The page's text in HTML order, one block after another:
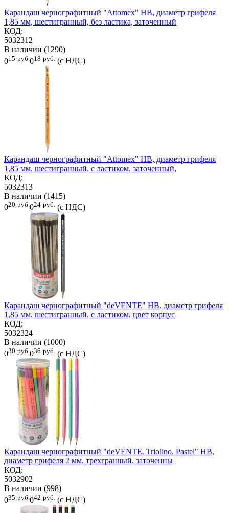
Карандаш чернографитный "Attomex" HB, диаметр грифеля
1,85 мм, шестигранный, без ластика, заточенный
КОД:
5032312
В наличии (1290)
015 руб. 018 руб. (с НДС)
Карандаш чернографитный "Attomex" HB, диаметр грифеля
1,85 мм, шестигранный, с ластиком, заточенный,
КОД:
5032313
В наличии (1415)
020 руб. 024 руб. (с НДС)
Карандаш чернографитный "deVENTE" HB, диаметр грифеля
1,85 мм, шестигранный, с ластиком, цвет корпус
КОД:
5032324
В наличии (1000)
030 руб.036 руб. (с НДС)
Карандаш чернографитный "deVENTE. Triolino. Pastel" HB,
диаметр грифеля 2 мм, трехгранный, заточенны
КОД:
5032902
В наличии (998)
035 руб. 042 руб. (с НДС)